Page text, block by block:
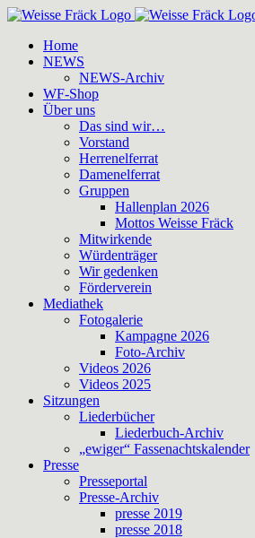
Zum
springenHome
NEWS
NEWS-Archiv
WF-Shop
Über uns
Das sind wir…
Vorstand
Herrenelferrat
Damenelferrat
Gruppen
Hallenplan 2026
Mottos Weisse Fräck
Mitwirkende
Würdenträger
Wir gedenken
Förderverein
Mediathek
Fotogalerie
Kampagne 2026
Foto-Archiv
Videos 2026
Videos 2025
Sitzungen
Liederbücher
Liederbuch-Archiv
„ewiger“ Fassenachtskalender
Presse
Presseportal
Presse-Archiv
presse 2019
presse 2018